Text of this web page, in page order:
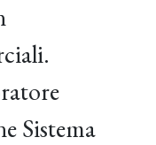
Sistema